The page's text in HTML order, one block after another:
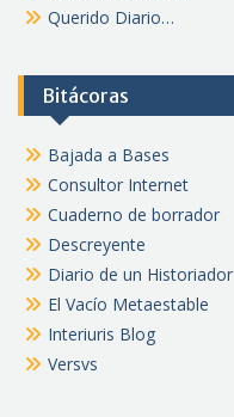
Querido Diario…
Bitácoras
Bajada a Bases
Consultor Internet
Cuaderno de borrador
Descreyente
Diario de un Historiador
El Vacío Metaestable
Interiuris Blog
Versvs